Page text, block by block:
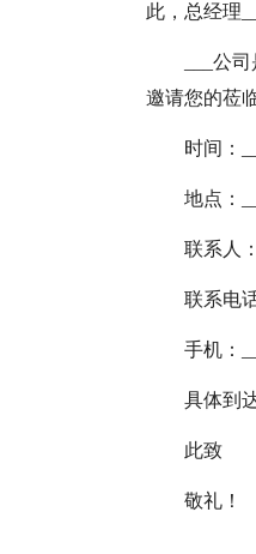
此，总经理
___公
邀请您的莅临
时间：
地点：
联系人
联系电
手机：
具体到
此致
敬礼！